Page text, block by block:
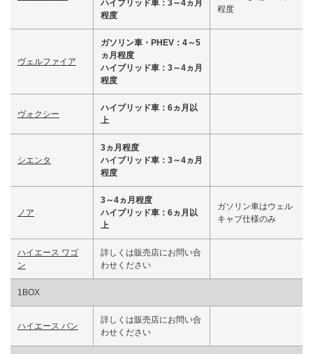
ハイブリッド車：3～4ヵ月
程度
程度
ヴェルファイア
ガソリン車・PHEV：4～5
ヵ月程度
ハイブリッド車：3～4ヵ月
程度
ヴォクシー
ハイブリッド車：6ヵ月以
上
シエンタ
3ヵ月程度
ハイブリッド車：3～4ヵ月
程度
ノア
3～4ヵ月程度
ハイブリッド車：6ヵ月以
上
ガソリン車はウェル
キャブ仕様のみ
ハイエース ワゴ
ン
詳しくは販売店にお問い合
わせください
1BOX
ハイエース バン
詳しくは販売店にお問い合
わせください